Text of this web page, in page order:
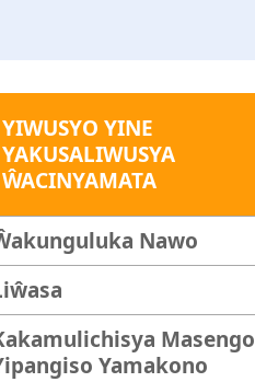
YIWUSYO YINE
YAKUSALIWUSYA
ŴACINYAMATA
Nawo
Masengo
Yamakono